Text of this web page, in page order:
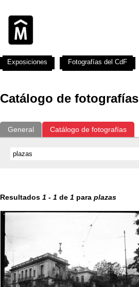
Catálogo de fotografías
General Catálogo de fotografías
Resultados 1 - 1 de 1 para plazas
Exposiciones Fotografías del CdF